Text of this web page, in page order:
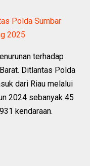
Polda Sumbar
2025
terhadap
Ditlantas Polda
dari Riau melalui
2024 sebanyak 45
kendaraan.